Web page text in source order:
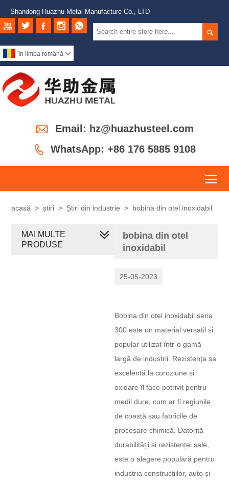
Shandong Huazhu Metal Manufacture Co., LTD

    
în limba română 
 Email: hz@huazhusteel.com
 WhatsApp: +86 176 5885 9108
acasă > știri > Știri din industrie > bobina din otel inoxidabil
bobina din otel
inoxidabil
25-05-2023
Bobina din oțel inoxidabil seria
300 este un material versatil și
popular utilizat într-o gamă
largă de industrii. Rezistența sa
excelentă la coroziune și
oxidare îl face potrivit pentru
medii dure, cum ar fi regiunile
de coastă sau fabricile de
procesare chimică. Datorită
durabilității și rezistenței sale,
este o alegere populară pentru
industria construcțiilor, auto și
MAI MULTE
PRODUSE